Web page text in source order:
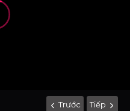
Trước Tiếp